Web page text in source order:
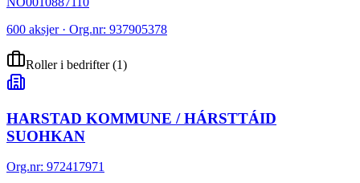
600 aksjer · Org.nr: 937905378
Roller i bedrifter(1)
HARSTAD KOMMUNE / HÁRSTTÁID
SUOHKAN
Org.nr: 972417971